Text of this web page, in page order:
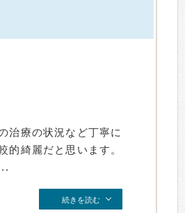
治療の状況など丁寧に
的綺麗だと思います。
続きを読む